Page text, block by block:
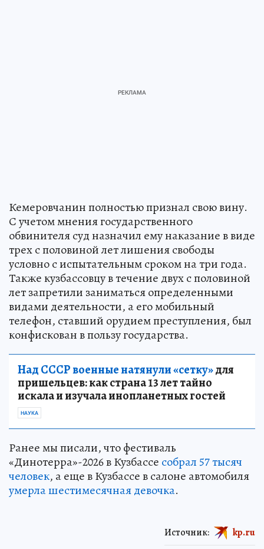
Кемеровчанин полностью признал свою вину.
С учетом мнения государственного
обвинителя суд назначил ему наказание в виде
трех с половиной лет лишения свободы
условно с испытательным сроком на три года.
Также кузбассовцу в течение двух с половиной
лет запретили заниматься определенными
видами деятельности, а его мобильный
телефон, ставший орудием преступления, был
конфискован в пользу государства.
Над СССР военные натянули «сетку»для
пришельцев: как страна 13 лет тайно
искала и изучала инопланетных гостей
НАУКА
Ранее мы писали, что фестиваль
«Динотерра»-2026 в Кузбассе собрал 57 тысяч
человек, а еще в Кузбассе в салоне автомобиля
умерла шестимесячная девочка.
Источник: kp.ru